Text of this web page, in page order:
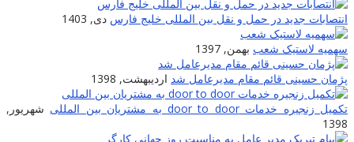
انتصابات جدید در حمل و نقل بین المللی خلیج فارس دی, 1403
سهمیه لاستیک شعب بهمن, 1397
پژمان حسینی قائم مقام مدیرعامل شد اردیبهشت, 1398
تکمیل زنجیره خدمات door to door به مشتریان بین المللى
شهریور,
1398